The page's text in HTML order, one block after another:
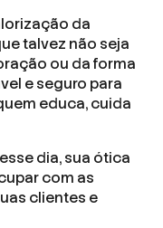
da
talvez não seja
ou da forma
e seguro para
educa, cuida
dia, sua ótica
com as
clientes e